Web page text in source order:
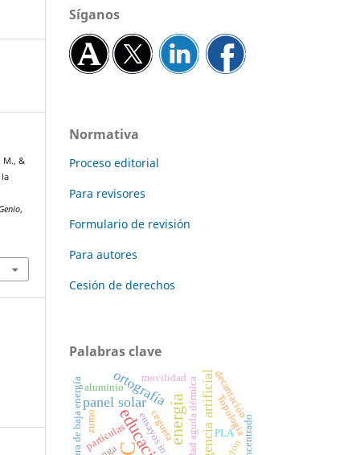
M., &
la
,
Síganos
Normativa
Proceso editorial
Para revisores
Formulario de revisión
Para autores
Cesión de derechos
Palabras clave
energía
panel solar Inteligencia artificial
ortografía
partículas toxicidad aguda dérmica
movilidad
PLA
Fractura de baja energía Topología
aluminio decantación
ceguera concentrado
zumo